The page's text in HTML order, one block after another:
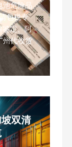
池危险品
包税专
鉴定、阿
州代收货
双清